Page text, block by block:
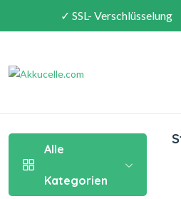
✓ SSL- Verschlüsselung
Alle
Kategorien